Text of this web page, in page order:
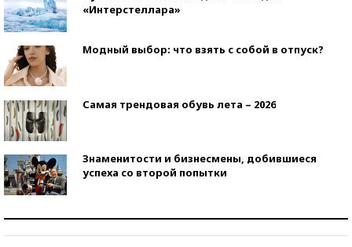
«Интерстеллара»
Модный выбор: что взять с собой в отпуск?
Самая трендовая обувь лета – 2026
Знаменитости и бизнесмены, добившиеся
успеха со второй попытки